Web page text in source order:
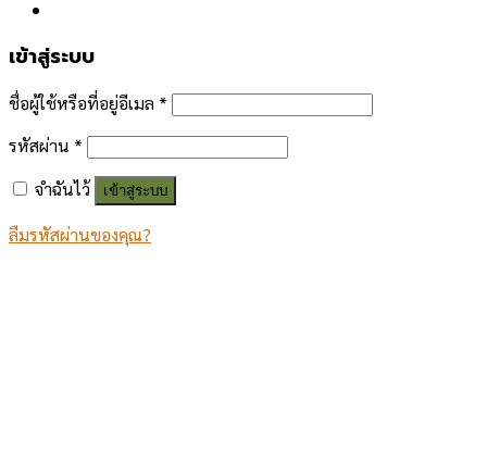
เข้าสู่ระบบ
ชื่อผู้ใช้หรือที่อยู่อีเมล *
รหัสผ่าน *
จำฉันไว้
เข้าสู่ระบบ
ลืมรหัสผ่านของคุณ?